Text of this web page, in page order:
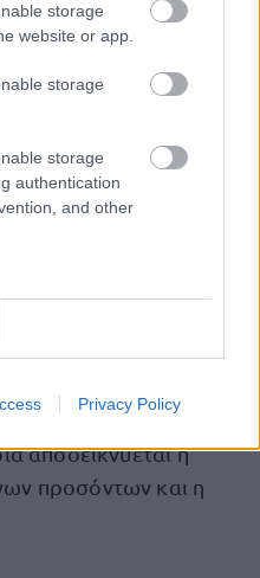
storage
website or app.
storage
storage
authentication
and other
Privacy Policy
Τεχνολογικής
Δευτεροβάθμιας
των τυπικών τους
αν το
και μόνονένα
υποχρέωση
συνυποβάλλονται τα
αποδεικνύεται η
προσόντων και η